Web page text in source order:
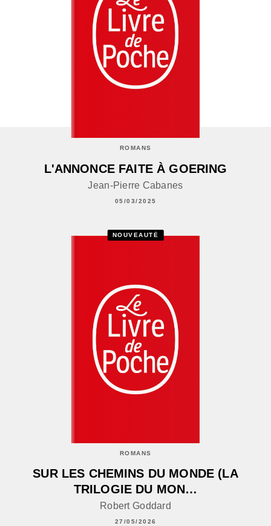
ROMANS
L'ANNONCE FAITE À GOERING
Jean-Pierre Cabanes
05/03/2025
NOUVEAUTÉ
ROMANS
SUR LES CHEMINS DU MONDE (LA
TRILOGIE DU MON…
Robert Goddard
27/05/2026